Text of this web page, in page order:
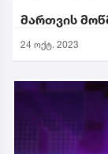
მართვის
24 ოქტ. 2023